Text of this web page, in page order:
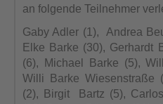
an folgende Teilnehmer
Gaby Adler (1), Andrea
Elke Barke (30), Gerhardt
(6), Michael Barke (5),
Willi Barke Wiesenstraße
(2), Birgit Bartz (5),